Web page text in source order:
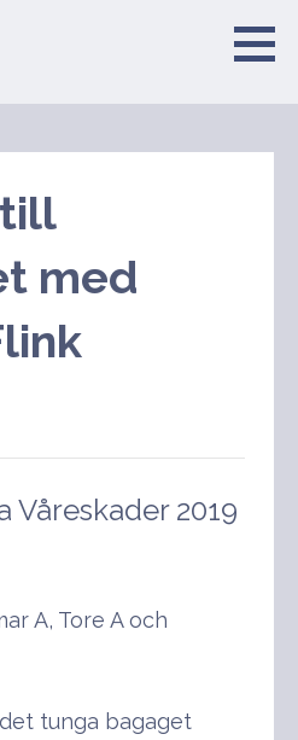
med
Våreskader 2019
A, Tore A och
tunga bagaget